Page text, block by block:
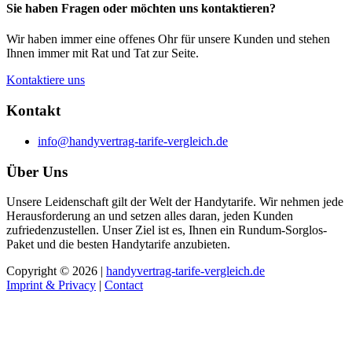
Sie haben Fragen oder möchten uns kontaktieren?
Wir haben immer eine offenes Ohr für unsere Kunden und stehen
Ihnen immer mit Rat und Tat zur Seite.
Kontaktiere uns
Kontakt
info@handyvertrag-tarife-vergleich.de
Über Uns
Unsere Leidenschaft gilt der Welt der Handytarife. Wir nehmen jede
Herausforderung an und setzen alles daran, jeden Kunden
zufriedenzustellen. Unser Ziel ist es, Ihnen ein Rundum-Sorglos-
Paket und die besten Handytarife anzubieten.
Copyright © 2026 | handyvertrag-tarife-vergleich.de
Imprint & Privacy | Contact